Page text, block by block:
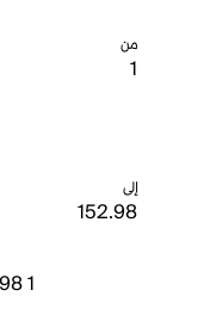
من
إلى
1